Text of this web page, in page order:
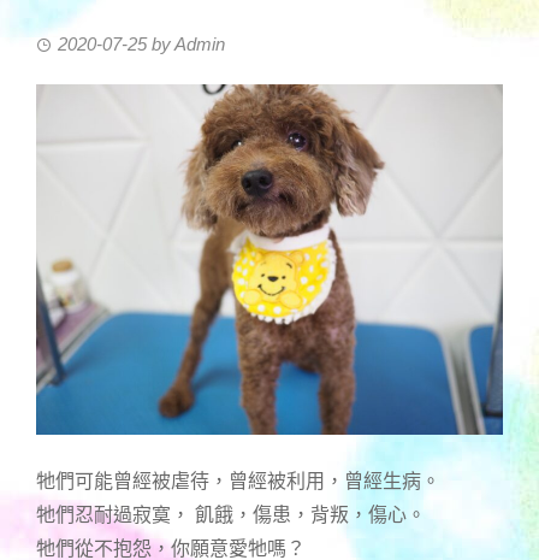
2020-07-25byAdmin
牠們可能曾經被虐待，曾經被利用，曾經生病。
牠們忍耐過寂寞， 飢餓，傷患，背叛，傷心。
牠們從不抱怨，你願意愛牠嗎？